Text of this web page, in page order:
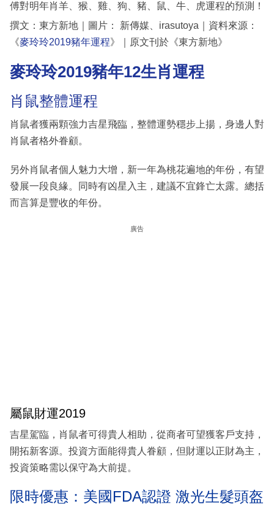
傅對明年肖羊、猴、雞、狗、豬、鼠、牛、虎運程的預測！
撰文：東方新地｜圖片： 新傳媒、irasutoya｜資料來源：
《麥玲玲2019豬年運程》｜原文刊於《東方新地》
麥玲玲2019豬年12生肖運程
肖鼠整體運程
肖鼠者獲兩顆強力吉星飛臨，整體運勢穩步上揚，身邊人對
肖鼠者格外眷顧。
另外肖鼠者個人魅力大增，新一年為桃花遍地的年份，有望
發展一段良緣。同時有凶星入主，建議不宜鋒亡太露。總括
而言算是豐收的年份。
廣告
屬鼠財運2019
吉星駕臨，肖鼠者可得貴人相助，從商者可望獲客戶支持，
開拓新客源。投資方面能得貴人眷顧，但財運以正財為主，
投資策略需以保守為大前提。
限時優惠：美國FDA認證 激光生髮頭盔